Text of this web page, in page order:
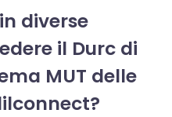
diverse
il Durc di
MUT delle